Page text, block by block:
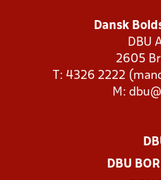
Dansk
DBU
2605
T: 4326 2222
M:
DBU